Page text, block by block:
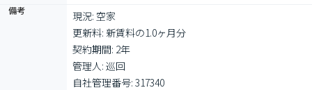
備考
現況: 空家
更新料: 新賃料の1.0ヶ月分
契約期間: 2年
管理人: 巡回
自社管理番号: 317340